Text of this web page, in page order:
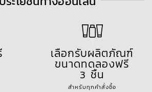
เลือกรับผลิตภัณฑ์
ขนาดทดลองฟรี
3 ชิ้น
สำหรับทุกคำสั่งซื้อ